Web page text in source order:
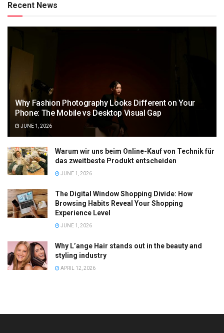
Recent News
Why Fashion Photography Looks Different on Your
Phone: The Mobile vs Desktop Visual Gap
JUNE 1, 2026
Warum wir uns beim Online-Kauf von Technik für
das zweitbeste Produkt entscheiden
JUNE 1, 2026
The Digital Window Shopping Divide: How
Browsing Habits Reveal Your Shopping
Experience Level
JUNE 1, 2026
Why L’ange Hair stands out in the beauty and
styling industry
APRIL 12, 2026